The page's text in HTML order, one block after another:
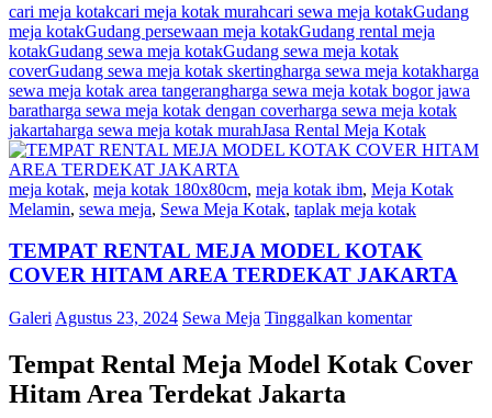
cari meja kotakcari meja kotak murahcari sewa meja kotakGudang
meja kotakGudang persewaan meja kotakGudang rental meja
kotakGudang sewa meja kotakGudang sewa meja kotak
coverGudang sewa meja kotak skertingharga sewa meja kotakharga
sewa meja kotak area tangerangharga sewa meja kotak bogor jawa
baratharga sewa meja kotak dengan coverharga sewa meja kotak
jakartaharga sewa meja kotak murahJasa Rental Meja Kotak
meja kotak, meja kotak 180x80cm, meja kotak ibm, Meja Kotak
Melamin, sewa meja, Sewa Meja Kotak, taplak meja kotak
TEMPAT RENTAL MEJA MODEL KOTAK
COVER HITAM AREA TERDEKAT JAKARTA
Galeri Agustus 23, 2024 Sewa Meja Tinggalkan komentar
Tempat Rental Meja Model Kotak Cover
Hitam Area Terdekat Jakarta